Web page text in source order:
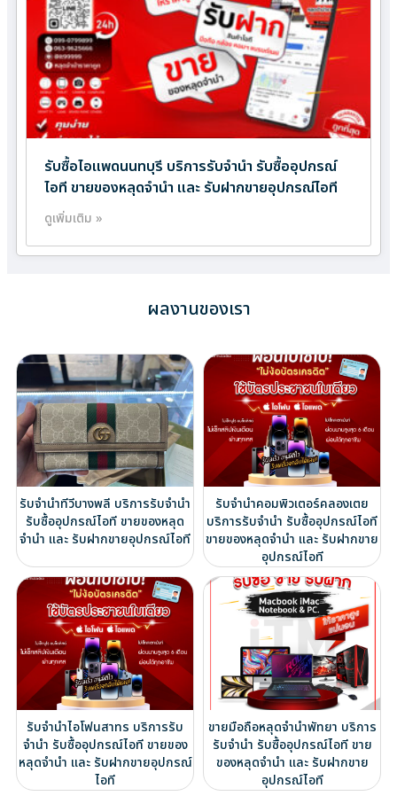
รับซื้อไอแพดนนทบุรี บริการรับจำนำ รับซื้ออุปกรณ์
ไอที ขายของหลุดจำนำ และ รับฝากขายอุปกรณ์ไอที
ดูเพิ่มเติม »
ผลงานของเรา
รับจำนำทีวีบางพลี บริการรับจำนำ
รับซื้ออุปกรณ์ไอที ขายของหลุด
จำนำ และ รับฝากขายอุปกรณ์ไอที
รับจำนำคอมพิวเตอร์คลองเตย
บริการรับจำนำ รับซื้ออุปกรณ์ไอที
ขายของหลุดจำนำ และ รับฝากขาย
อุปกรณ์ไอที
รับจำนำไอโฟนสาทร บริการรับ
จำนำ รับซื้ออุปกรณ์ไอที ขายของ
หลุดจำนำ และ รับฝากขายอุปกรณ์
ไอที
ขายมือถือหลุดจำนำพัทยา บริการ
รับจำนำ รับซื้ออุปกรณ์ไอที ขาย
ของหลุดจำนำ และ รับฝากขาย
อุปกรณ์ไอที